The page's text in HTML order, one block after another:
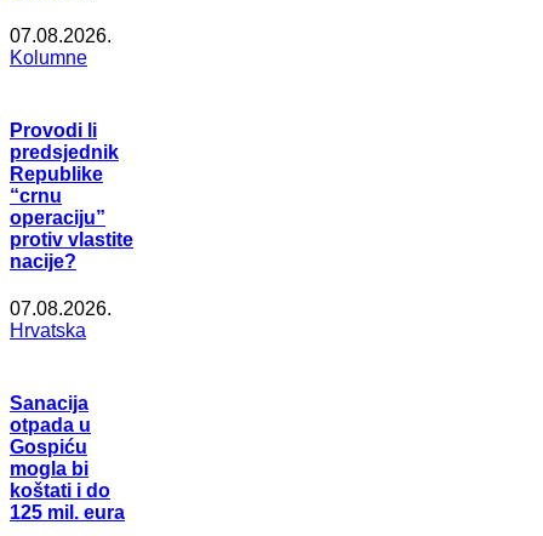
07.08.2026.
Kolumne
Provodi li
predsjednik
Republike
“crnu
operaciju”
protiv vlastite
nacije?
07.08.2026.
Hrvatska
Sanacija
otpada u
Gospiću
mogla bi
koštati i do
125 mil. eura